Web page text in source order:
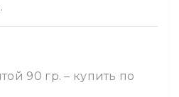
90 гр. – купить по